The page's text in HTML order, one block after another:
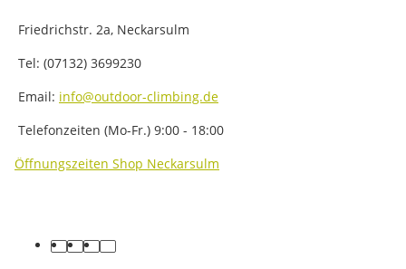
Friedrichstr. 2a, Neckarsulm
Tel: (07132) 3699230
Email: info@outdoor-climbing.de
Telefonzeiten (Mo-Fr.) 9:00 - 18:00
Öffnungszeiten Shop Neckarsulm
facebook
youtube
instagram
tiktok